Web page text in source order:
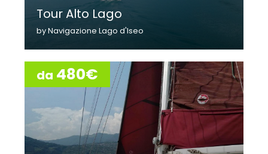
Tour Alto Lago
by Navigazione Lago d'Iseo
da 480€